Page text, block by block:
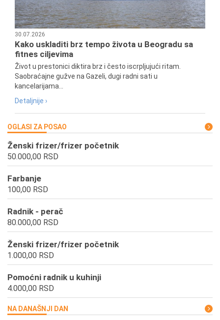
30.07.2026
Kako uskladiti brz tempo života u Beogradu sa
fitnes ciljevima
Život u prestonici diktira brz i često iscrpljujući ritam.
Saobraćajne gužve na Gazeli, dugi radni sati u
kancelarijama...
Detaljnije ›
OGLASI ZA POSAO
Ženski frizer/frizer početnik
50.000,00 RSD
Farbanje
100,00 RSD
Radnik - perač
80.000,00 RSD
Ženski frizer/frizer početnik
1.000,00 RSD
Pomoćni radnik u kuhinji
4.000,00 RSD
NA DANAŠNJI DAN